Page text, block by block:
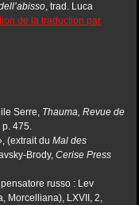
, trad. Luca
de la traduction par
Serre, Thauma, Revue de
p. 475.
(extrait du Mal des
Brody, Cerise Press
russo : Lev
Morcelliana), LXVII, 2,